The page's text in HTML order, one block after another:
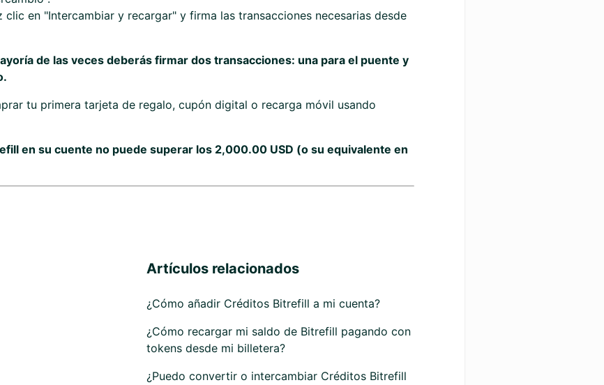
clic en "Intercambiar y recargar" y firma las transacciones necesarias desde
de las veces deberás firmar dos transacciones: una para el puente y
tu primera tarjeta de regalo, cupón digital o recarga móvil usando
en su cuente no puede superar los 2,000.00 USD (o su equivalente en
Artículos relacionados
¿Cómo añadir Créditos Bitrefill a mi cuenta?
¿Cómo recargar mi saldo de Bitrefill pagando con
tokens desde mi billetera?
¿Puedo convertir o intercambiar Créditos Bitrefill